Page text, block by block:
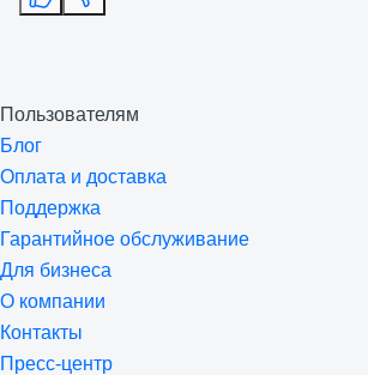
Пользователям
Блог
Оплата и доставка
Поддержка
Гарантийное обслуживание
Для бизнеса
О компании
Контакты
Пресс-центр